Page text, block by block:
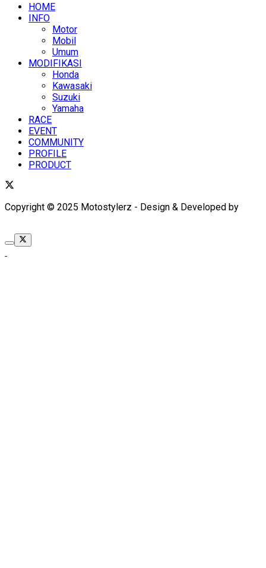
HOME
INFO
Motor
Mobil
Umum
MODIFIKASI
Honda
Kawasaki
Suzuki
Yamaha
RACE
EVENT
COMMUNITY
PROFILE
PRODUCT
Copyright © 2025 Motostylerz - Design & Developed by